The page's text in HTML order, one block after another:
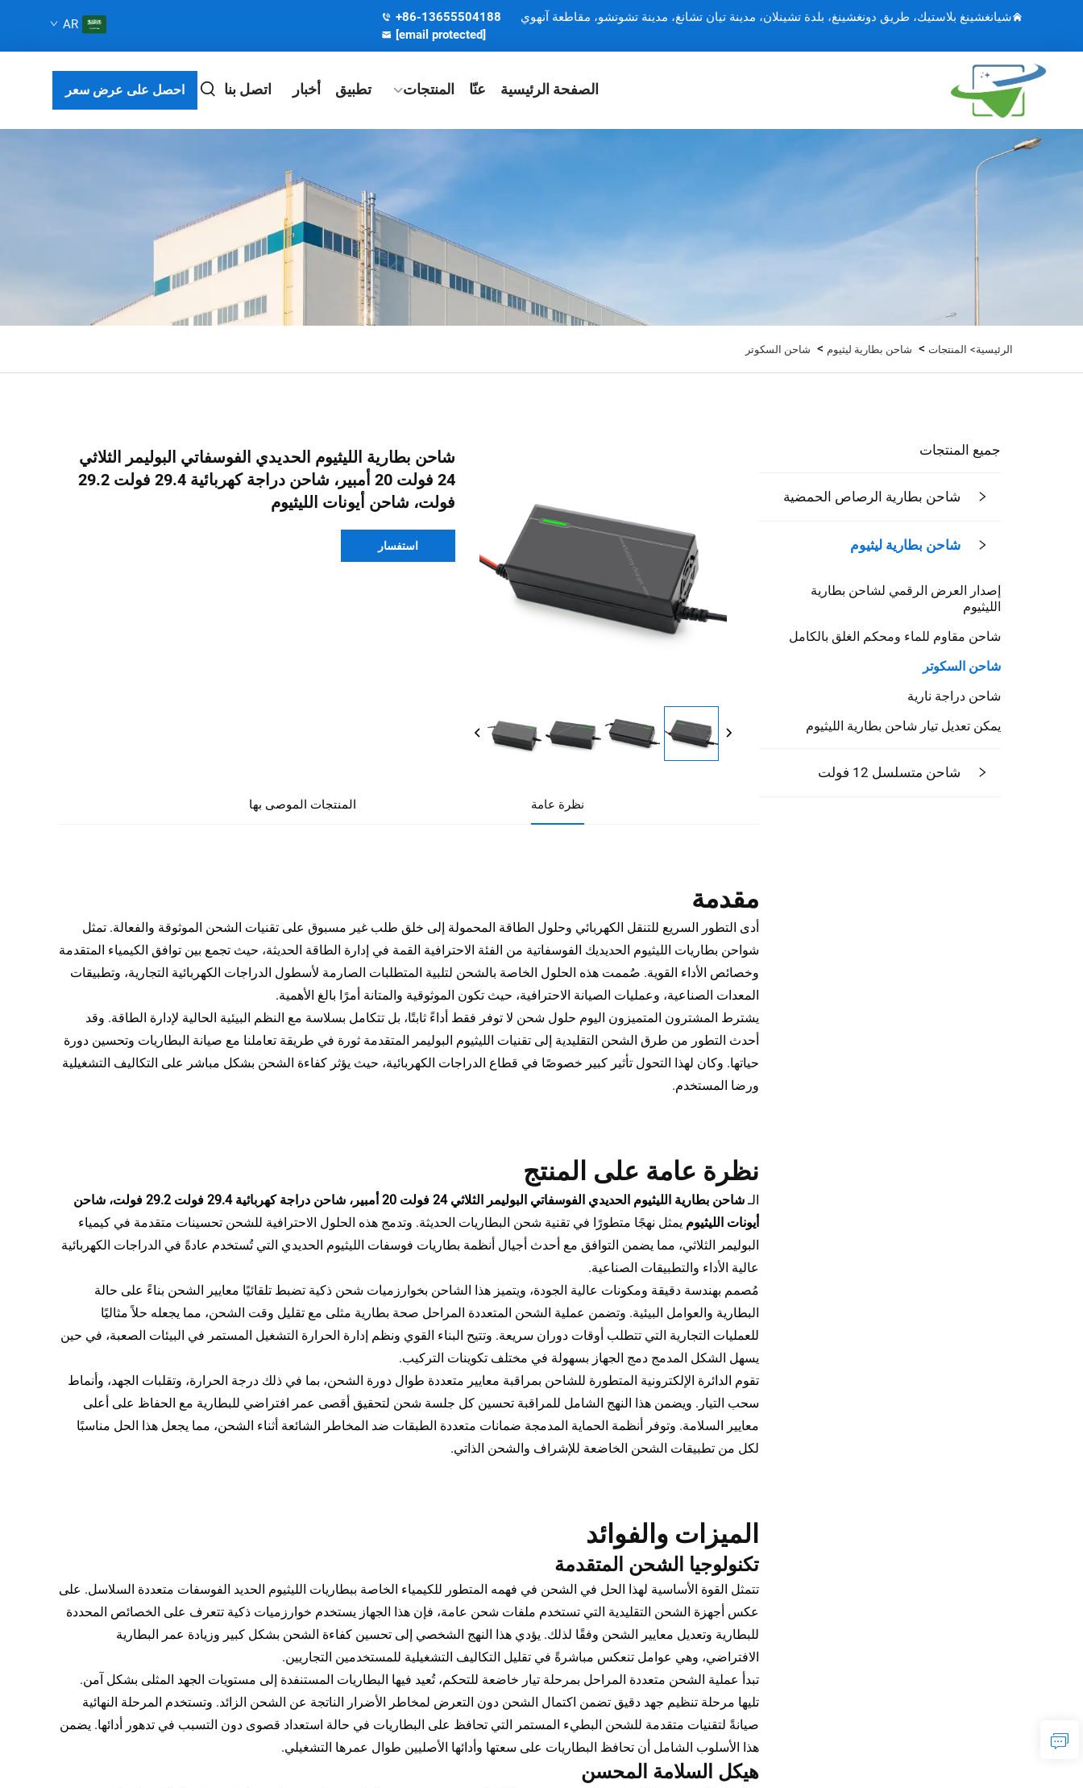
شيانغشينغ بلاستيك، طريق دونغشينغ، بلدة تشينلان، مدينة تيان تشانغ، مدينة تشوتشو، مقاطعة آنهوي
+86-13655504188
[email protected]
AR
الصفحة الرئيسية عنّا المنتجات تطبيق أخبار اتصل بنا احصل على عرض سعر
الرئيسية> المنتجات > شاحن بطارية ليثيوم > شاحن السكوتر
جميع المنتجات
شاحن بطارية الرصاص الحمضية
شاحن بطارية ليثيوم
إصدار العرض الرقمي لشاحن بطارية
الليثيوم
شاحن مقاوم للماء ومحكم الغلق بالكامل
شاحن السكوتر
شاحن دراجة نارية
يمكن تعديل تيار شاحن بطارية الليثيوم
شاحن متسلسل 12 فولت
شاحن بطارية الليثيوم الحديدي الفوسفاتي البوليمر الثلاثي
24 فولت 20 أمبير، شاحن دراجة كهربائية 29.4 فولت 29.2
فولت، شاحن أيونات الليثيوم
استفسار
نظرة عامة المنتجات الموصى بها
مقدمة
أدى التطور السريع للتنقل الكهربائي وحلول الطاقة المحمولة إلى خلق طلب غير مسبوق على تقنيات الشحن الموثوقة والفعالة. تمثل
شواحن بطاريات الليثيوم الحديديك الفوسفاتية من الفئة الاحترافية القمة في إدارة الطاقة الحديثة، حيث تجمع بين توافق الكيمياء المتقدمة
وخصائص الأداء القوية. صُممت هذه الحلول الخاصة بالشحن لتلبية المتطلبات الصارمة لأسطول الدراجات الكهربائية التجارية، وتطبيقات
المعدات الصناعية، وعمليات الصيانة الاحترافية، حيث تكون الموثوقية والمتانة أمرًا بالغ الأهمية.
يشترط المشترون المتميزون اليوم حلول شحن لا توفر فقط أداءً ثابتًا، بل تتكامل بسلاسة مع النظم البيئية الحالية لإدارة الطاقة. وقد
أحدث التطور من طرق الشحن التقليدية إلى تقنيات الليثيوم البوليمر المتقدمة ثورة في طريقة تعاملنا مع صيانة البطاريات وتحسين دورة
حياتها. وكان لهذا التحول تأثير كبير خصوصًا في قطاع الدراجات الكهربائية، حيث يؤثر كفاءة الشحن بشكل مباشر على التكاليف التشغيلية
ورضا المستخدم.
نظرة عامة على المنتج
الـ
شاحن بطارية الليثيوم الحديدي الفوسفاتي البوليمر الثلاثي 24 فولت 20 أمبير، شاحن دراجة كهربائية 29.4 فولت 29.2 فولت، شاحن
أيونات الليثيوم يمثل نهجًا متطورًا في تقنية شحن البطاريات الحديثة. وتدمج هذه الحلول الاحترافية للشحن تحسينات متقدمة في كيمياء
البوليمر الثلاثي، مما يضمن التوافق مع أحدث أجيال أنظمة بطاريات فوسفات الليثيوم الحديدي التي تُستخدم عادةً في الدراجات الكهربائية
عالية الأداء والتطبيقات الصناعية.
مُصمم بهندسة دقيقة ومكونات عالية الجودة، ويتميز هذا الشاحن بخوارزميات شحن ذكية تضبط تلقائيًا معايير الشحن بناءً على حالة
البطارية والعوامل البيئية. وتضمن عملية الشحن المتعددة المراحل صحة بطارية مثلى مع تقليل وقت الشحن، مما يجعله حلاً مثاليًا
للعمليات التجارية التي تتطلب أوقات دوران سريعة. وتتيح البناء القوي ونظم إدارة الحرارة التشغيل المستمر في البيئات الصعبة، في حين
يسهل الشكل المدمج دمج الجهاز بسهولة في مختلف تكوينات التركيب.
تقوم الدائرة الإلكترونية المتطورة للشاحن بمراقبة معايير متعددة طوال دورة الشحن، بما في ذلك درجة الحرارة، وتقلبات الجهد، وأنماط
سحب التيار. ويضمن هذا النهج الشامل للمراقبة تحسين كل جلسة شحن لتحقيق أقصى عمر افتراضي للبطارية مع الحفاظ على أعلى
معايير السلامة. وتوفر أنظمة الحماية المدمجة ضمانات متعددة الطبقات ضد المخاطر الشائعة أثناء الشحن، مما يجعل هذا الحل مناسبًا
لكل من تطبيقات الشحن الخاضعة للإشراف والشحن الذاتي.
الميزات والفوائد
تكنولوجيا الشحن المتقدمة
تتمثل القوة الأساسية لهذا الحل في الشحن في فهمه المتطور للكيمياء الخاصة ببطاريات الليثيوم الحديد الفوسفات متعددة السلاسل. على
عكس أجهزة الشحن التقليدية التي تستخدم ملفات شحن عامة، فإن هذا الجهاز يستخدم خوارزميات ذكية تتعرف على الخصائص المحددة
للبطارية وتعديل معايير الشحن وفقًا لذلك. يؤدي هذا النهج الشخصي إلى تحسين كفاءة الشحن بشكل كبير وزيادة عمر البطارية
الافتراضي، وهي عوامل تنعكس مباشرةً في تقليل التكاليف التشغيلية للمستخدمين التجاريين.
تبدأ عملية الشحن متعددة المراحل بمرحلة تيار خاضعة للتحكم، تُعيد فيها البطاريات المستنفدة إلى مستويات الجهد المثلى بشكل آمن.
تليها مرحلة تنظيم جهد دقيق تضمن اكتمال الشحن دون التعرض لمخاطر الأضرار الناتجة عن الشحن الزائد. وتستخدم المرحلة النهائية
صيانةً لتقنيات متقدمة للشحن البطيء المستمر التي تحافظ على البطاريات في حالة استعداد قصوى دون التسبب في تدهور أدائها. يضمن
هذا الأسلوب الشامل أن تحافظ البطاريات على سعتها وأدائها الأصليين طوال عمرها التشغيلي.
هيكل السلامة المحسن